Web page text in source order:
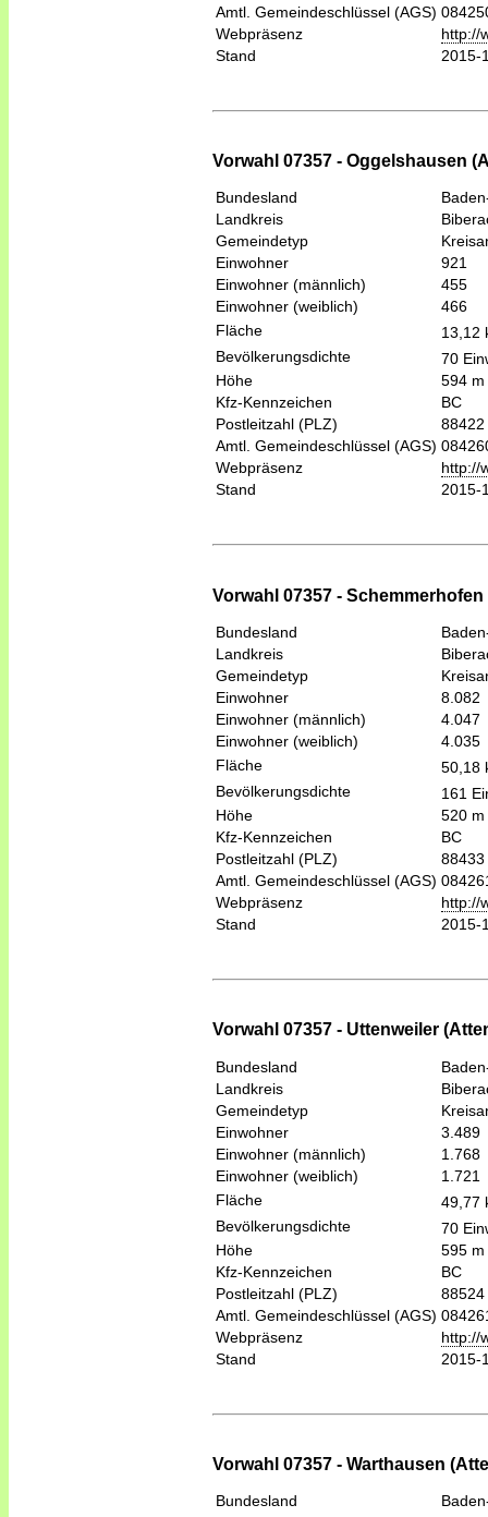
Amtl. Gemeindeschlüssel (AGS)
Webpräsenz
http://
Stand
2015-
Vorwahl 07357 - Oggelshausen
Bundesland
Landkreis
Gemeindetyp
Einwohner
921
Einwohner (männlich)
455
Einwohner (weiblich)
466
Fläche
13,12
Bevölkerungsdichte
70
Höhe
594 m
Kfz-Kennzeichen
BC
Postleitzahl (PLZ)
88422
Amtl. Gemeindeschlüssel (AGS)
Webpräsenz
http://
Stand
2015-
Vorwahl 07357 -
Bundesland
Landkreis
Gemeindetyp
Einwohner
8.082
Einwohner (männlich)
4.047
Einwohner (weiblich)
4.035
Fläche
50,18
Bevölkerungsdichte
161
Höhe
520 m
Kfz-Kennzeichen
BC
Postleitzahl (PLZ)
88433
Amtl. Gemeindeschlüssel (AGS)
Webpräsenz
http://
Stand
2015-
Vorwahl 07357 - Uttenweiler
Bundesland
Landkreis
Gemeindetyp
Einwohner
3.489
Einwohner (männlich)
1.768
Einwohner (weiblich)
1.721
Fläche
49,77
Bevölkerungsdichte
70
Höhe
595 m
Kfz-Kennzeichen
BC
Postleitzahl (PLZ)
88524
Amtl. Gemeindeschlüssel (AGS)
Webpräsenz
http://
Stand
2015-
Vorwahl 07357 - Warthausen
Bundesland